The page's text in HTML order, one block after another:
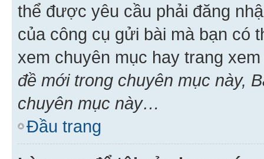
thể được yêu cầu phải đăng
của công cụ gửi bài mà bạn có
xem chuyên mục hay trang
đề mới trong chuyên mục này,
chuyên mục này…
Đầu trang